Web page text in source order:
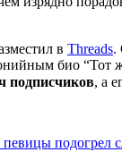
в Threads.
био “Тот
подписчиков, а